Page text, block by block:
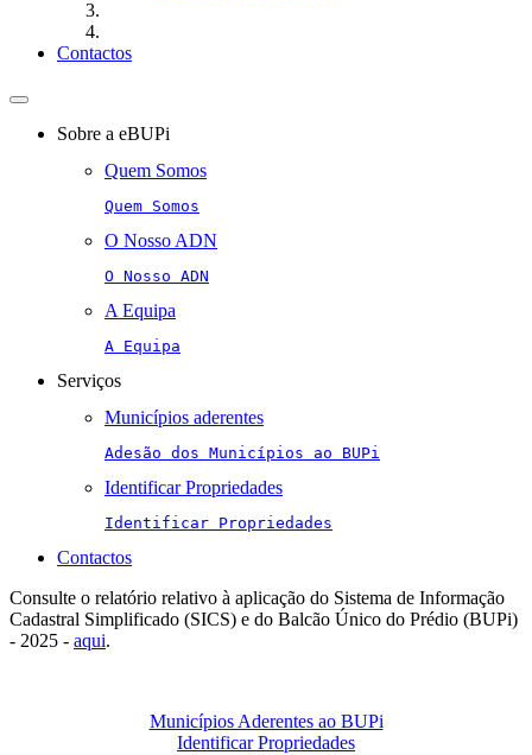
Contactos
Toggle
navigationSobre a eBUPi
Quem Somos
Quem Somos
O Nosso ADN
O Nosso ADN
A Equipa
A Equipa
Serviços
Municípios aderentes
Adesão dos Municípios ao BUPi
Identificar Propriedades
Identificar Propriedades
Contactos
Consulte o relatório relativo à aplicação do Sistema de Informação
Cadastral Simplificado (SICS) e do Balcão Único do Prédio (BUPi)
- 2025 - aqui.
Municípios Aderentes ao BUPi
Identificar Propriedades